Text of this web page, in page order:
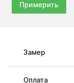
Примерить
Замер
Оплата